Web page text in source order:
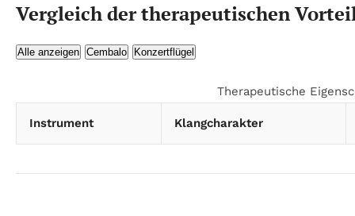
Vergleich der therapeutischen
Alle anzeigen Cembalo Konzertflügel
Therapeutische
Instrument Klangcharakter